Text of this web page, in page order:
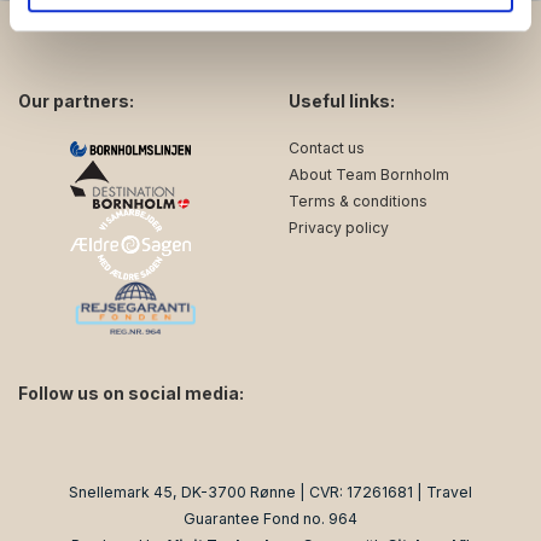
de har indsamlet fra din brug af deres tjenester.
Our partners:
Follow us on social media:
Useful links:
Contact us
About Team Bornholm
Terms & conditions
Privacy policy
Snellemark 45, DK-3700 Rønne | CVR: 17261681 | Travel
Guarantee Fond no. 964